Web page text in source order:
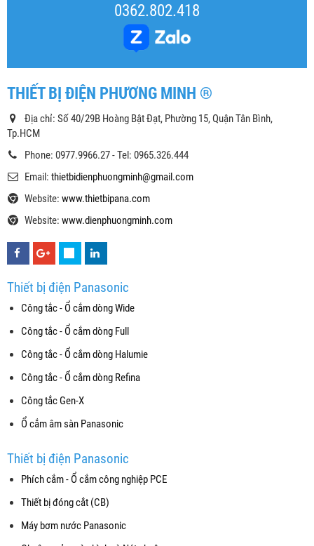
0362.802.418
THIẾT BỊ ĐIỆN PHƯƠNG MINH ®
Địa chỉ: Số 40/29B Hoàng Bật Đạt, Phường 15, Quận Tân Bình,
Tp.HCM
Phone: 0977.9966.27 - Tel: 0965.326.444
Email: thietbidienphuongminh@gmail.com
Website: www.thietbipana.com
Website: www.dienphuongminh.com
Thiết bị điện Panasonic
Công tắc - Ổ cắm dòng Wide
Công tắc - Ổ cắm dòng Full
Công tắc - Ổ cắm dòng Halumie
Công tắc - Ổ cắm dòng Refina
Công tắc Gen-X
Ổ cắm âm sàn Panasonic
Thiết bị điện Panasonic
Phích cắm - Ổ cắm công nghiệp PCE
Thiết bị đóng cắt (CB)
Máy bơm nước Panasonic